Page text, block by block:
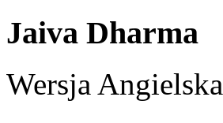
Jaiva Dharma
Wersja Angielska